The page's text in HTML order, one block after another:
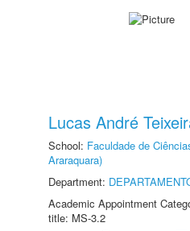
Lucas André
School: Faculdade de
Araraquara)
Department:
Academic Appointment
title: MS-3.2